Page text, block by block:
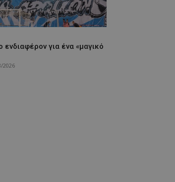
ενδιαφέρον για ένα «μαγικό
2026